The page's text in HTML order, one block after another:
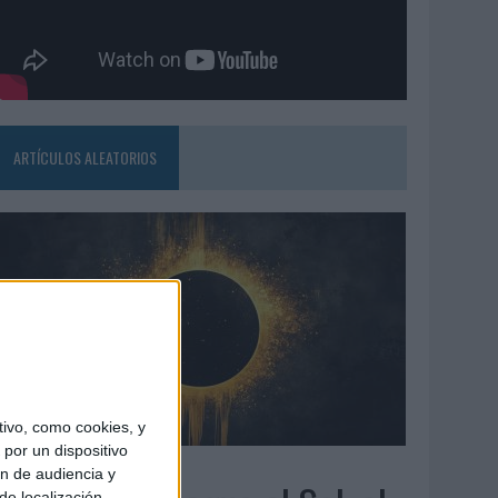
como cookies, y
un dispositivo
de audiencia y
ARTÍCULOS ALEATORIOS
08/2026